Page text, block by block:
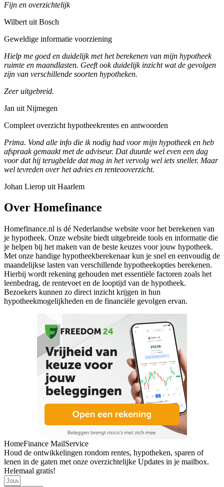
Fijn en overzichtelijk
Wilbert uit Bosch
Geweldige informatie voorziening
Hielp me goed en duidelijk met het berekenen van mijn hypotheek
ruimte en maandlasten. Geeft ook duidelijk inzicht wat de gevolgen
zijn van verschillende soorten hypotheken.
Zeer uitgebreid.
Jan uit Nijmegen
Compleet overzicht hypotheekrentes en antwoorden
Prima. Vond alle info die ik nodig had voor mijn hypotheek en heb
afspraak gemaakt met de adviseur. Dat duurde wel even een dag
voor dat hij terugbelde dat mag in het vervolg wel iets sneller. Maar
wel tevreden over het advies en renteooverzicht.
Johan Lierop uit Haarlem
Over Homefinance
Homefinance.nl is dé Nederlandse website voor het berekenen van
je hypotheek. Onze website biedt uitgebreide tools en informatie die
je helpen bij het maken van de beste keuzes voor jouw hypotheek.
Met onze handige hypotheekberekenaar kun je snel en eenvoudig de
maandelijkse lasten van verschillende hypotheekopties berekenen.
Hierbij wordt rekening gehouden met essentiële factoren zoals het
leenbedrag, de rentevoet en de looptijd van de hypotheek.
Bezoekers kunnen zo direct inzicht krijgen in hun
hypotheekmogelijkheden en de financiële gevolgen ervan.
HomeFinance MailService
Houd de ontwikkelingen rondom rentes, hypotheken, sparen of
lenen in de gaten met onze overzichtelijke Updates in je mailbox.
Helemaal gratis!